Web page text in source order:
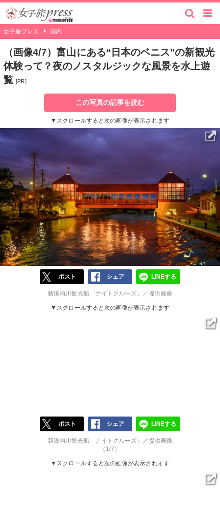
女子旅プレス 国内
（画像4/7）富山にある“日本のベニス”の新観光
体験って？夜のノスタルジックな風景を水上遊
覧 [PR]
この写真の記事を読む
▼スクロールすると次の画像が表示されます
ポスト シェア LINEする
新湊内川観光船「ナイトクルーズ」／提供画像
▼スクロールすると次の画像が表示されます
ポスト シェア LINEする
新湊内川観光船「ナイトクルーズ」／提供画像
（1/7）
▼スクロールすると次の画像が表示されます